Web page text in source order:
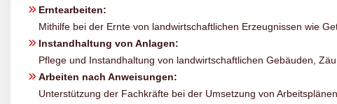
Erntearbeiten:
Mithilfe bei der Ernte von landwirtschaftlichen Erzeugnissen wie
Instandhaltung von Anlagen:
Pflege und Instandhaltung von landwirtschaftlichen Gebäuden,
Arbeiten nach Anweisungen:
Unterstützung der Fachkräfte bei der Umsetzung von